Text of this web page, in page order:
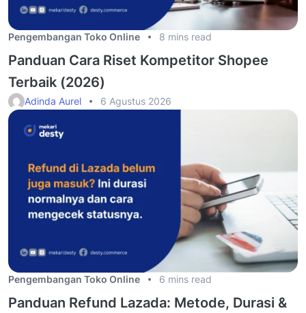
Pengembangan Toko Online 8 mins read
Panduan Cara Riset Kompetitor Shopee
Terbaik (2026)
Adinda Aurel 6 Agustus 2026
Pengembangan Toko Online 6 mins read
Panduan Refund Lazada: Metode, Durasi &